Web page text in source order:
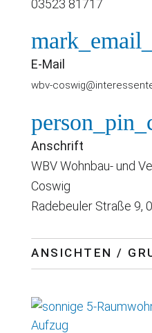
03523 81717
E-Mail
wbv-
Anschrift
WBV Wohnbau- und
Coswig
Radebeuler Straße 9,
ANSICHTEN /